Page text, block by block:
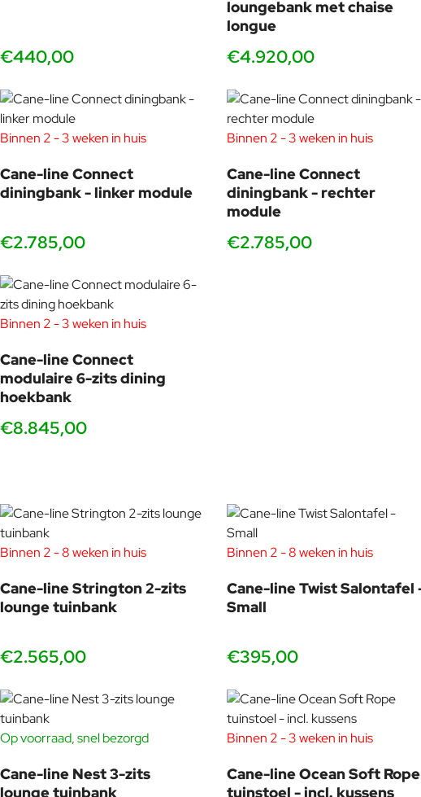
Ons interne ontwerpteam werkt elke dag met dit in gedachten om
Het ontwerpteam van Cane-line werkt ook nauw samen met onze
€440,00
loungebank met chaise
longue
€4.920,00
Binnen 2 - 3 weken in huis
Cane-line Connect
diningbank - linker module
€2.785,00
Binnen 2 - 3 weken in huis
Cane-line Connect
diningbank - rechter
module
€2.785,00
Binnen 2 - 3 weken in huis
Cane-line Connect
modulaire 6-zits dining
hoekbank
€8.845,00
Binnen 2 - 8 weken in huis
Cane-line Strington 2-zits
lounge tuinbank
€2.565,00
Binnen 2 - 8 weken in huis
Cane-line Twist Salontafel
Small
€395,00
Op voorraad, snel bezorgd
Cane-line Nest 3-zits
lounge tuinbank
Binnen 2 - 3 weken in huis
Cane-line Ocean Soft Rope
tuinstoel - incl. kussens